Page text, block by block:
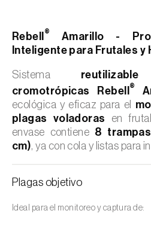
Rebell ®
Amarillo -
Inteligente para Frutales y
Sistema
cromotrópicas Rebell
®
ecológica y eficaz para el
plagas voladoras en
envase contiene 8
cm), ya con cola y listas para
Plagas objetivo
Ideal para el monitoreo y captura de: